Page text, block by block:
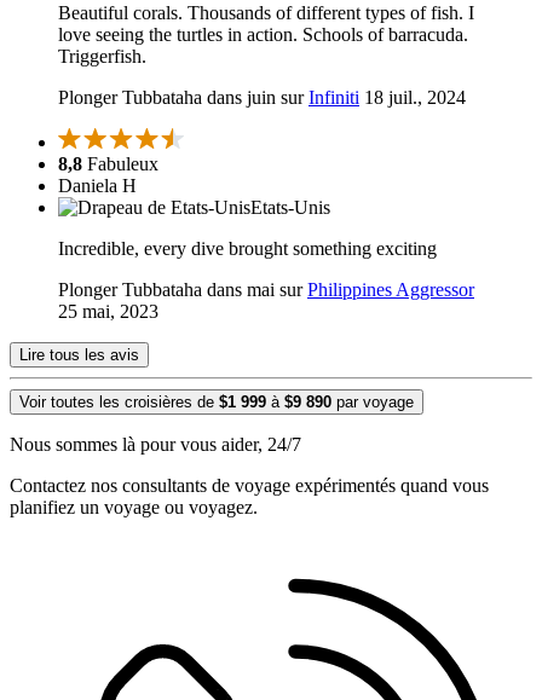
Beautiful corals. Thousands of different types of fish. I
love seeing the turtles in action. Schools of barracuda.
Triggerfish.
Plonger Tubbataha dans juin surInfiniti 18 juil., 2024
8,8 Fabuleux
Daniela H
Etats-Unis
Incredible, every dive brought something exciting
Plonger Tubbataha dans mai surPhilippines Aggressor
25 mai, 2023
Lire tous les avis
Voir toutes les croisières de $1 999 à $9 890 par voyage
Nous sommes là pour vous aider, 24/7
Contactez nos consultants de voyage expérimentés quand vous
planifiez un voyage ou voyagez.